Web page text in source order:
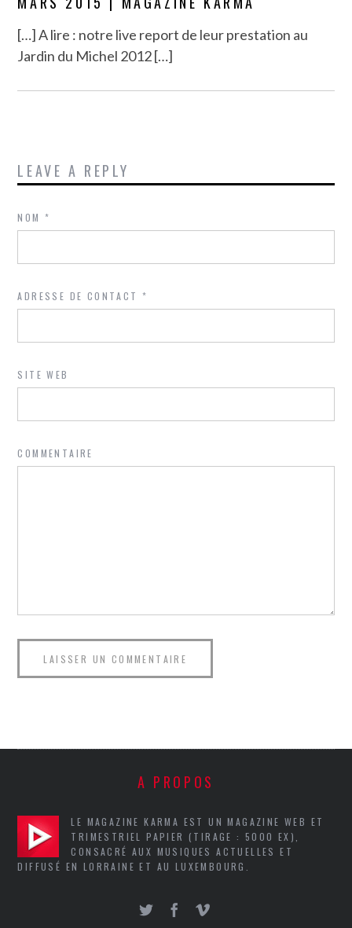
[…] A lire : notre live report de leur prestation au
Jardin du Michel 2012 […]
LEAVE A REPLY
NOM*
ADRESSE DE CONTACT*
SITE WEB
COMMENTAIRE
A PROPOS
LE MAGAZINE KARMA EST UN MAGAZINE WEB ET
TRIMESTRIEL PAPIER (TIRAGE : 5000 EX),
CONSACRÉ AUX MUSIQUES ACTUELLES ET
DIFFUSÉ EN LORRAINE ET AU LUXEMBOURG.